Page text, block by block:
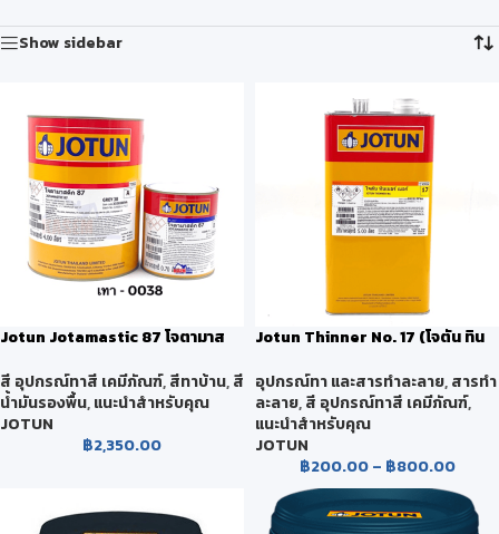
Show sidebar
Jotun Jotamastic 87 โจตามาส
สี อุปกรณ์ทาสี เคมีภัณฑ์,สีทาบ้าน,สี
น้ำมันรองพื้น,แนะนำสำหรับคุณ
JOTUN
฿2,350.00
Jotun Thinner No. 17 (โจตัน ทิน
อุปกรณ์ทา และสารทำละลาย,สารทำ
ละลาย,สี อุปกรณ์ทาสี เคมีภัณฑ์,
แนะนำสำหรับคุณ
JOTUN
฿200.00 – ฿800.00